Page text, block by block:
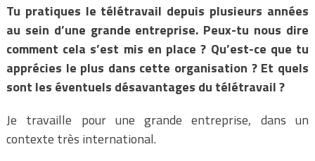
Tu pratiques le télétravail depuis plusieurs années
au sein d’une grande entreprise. Peux-tu nous dire
comment cela s’est mis en place ? Qu’est-ce que tu
apprécies le plus dans cette organisation ? Et quels
sont les éventuels désavantages du télétravail ?
Je travaille pour une grande entreprise, dans un
contexte très international.